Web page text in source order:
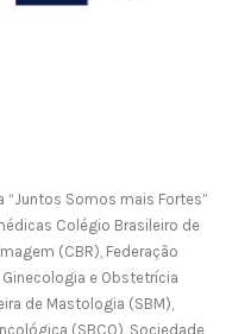
Somos mais Fortes”
Colégio Brasileiro de
(CBR), Federação
e Obstetrícia
de Mastologia (SBM),
(SBCO), Sociedade